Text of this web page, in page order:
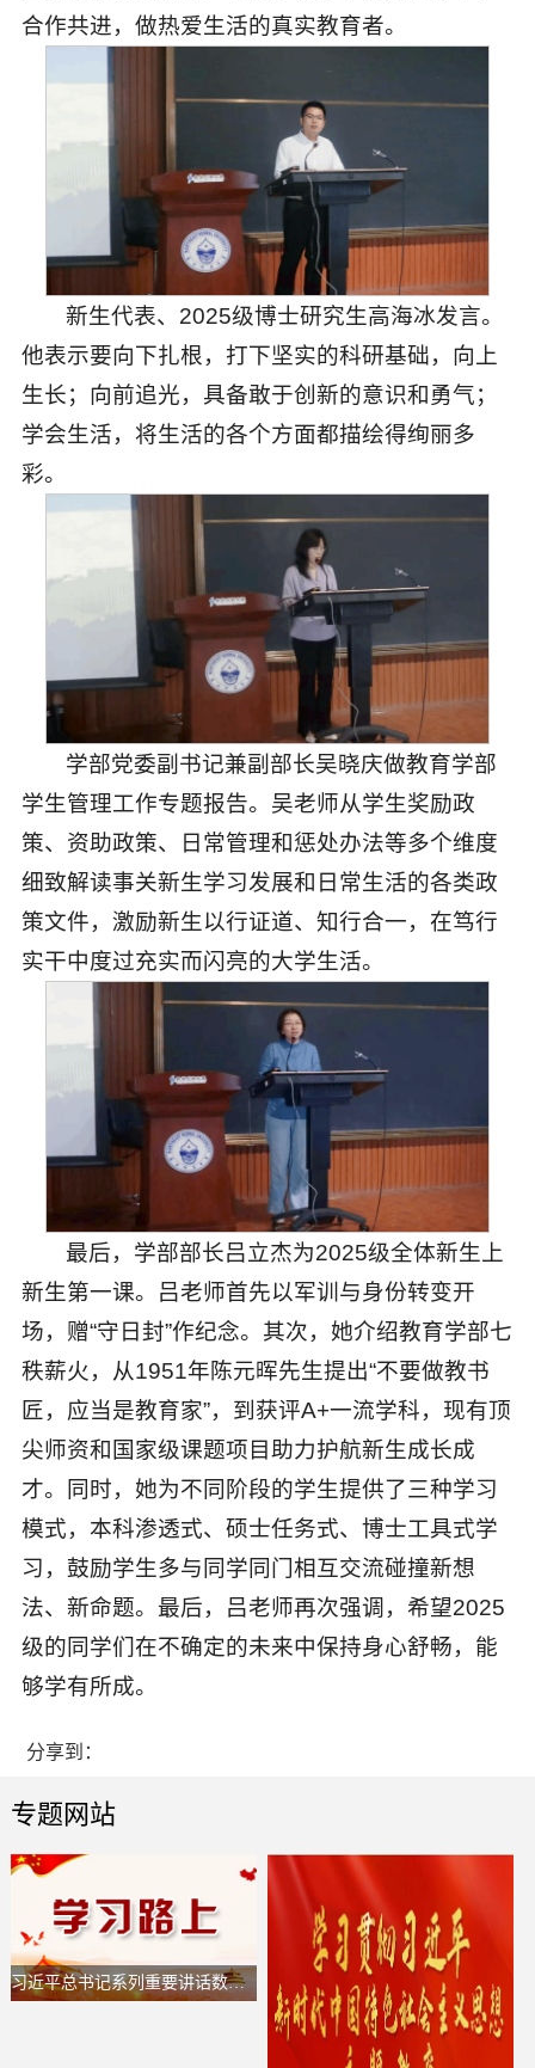
合作共进，做热爱生活的真实教育者。
新生代表、2025级博士研究生高海冰发言。
他表示要向下扎根，打下坚实的科研基础，向上
生长；向前追光，具备敢于创新的意识和勇气；
学会生活，将生活的各个方面都描绘得绚丽多
彩。
学部党委副书记兼副部长吴晓庆做教育学部
学生管理工作专题报告。吴老师从学生奖励政
策、资助政策、日常管理和惩处办法等多个维度
细致解读事关新生学习发展和日常生活的各类政
策文件，激励新生以行证道、知行合一，在笃行
实干中度过充实而闪亮的大学生活。
最后，学部部长吕立杰为2025级全体新生上
新生第一课。吕老师首先以军训与身份转变开
场，赠“守日封”作纪念。其次，她介绍教育学部七
秩薪火，从1951年陈元晖先生提出“不要做教书
匠，应当是教育家”，到获评A+一流学科，现有顶
尖师资和国家级课题项目助力护航新生成长成
才。同时，她为不同阶段的学生提供了三种学习
模式，本科渗透式、硕士任务式、博士工具式学
习，鼓励学生多与同学同门相互交流碰撞新想
法、新命题。最后，吕老师再次强调，希望2025
级的同学们在不确定的未来中保持身心舒畅，能
够学有所成。
分享到：
专题网站
习近平总书记系列重要讲话数据库